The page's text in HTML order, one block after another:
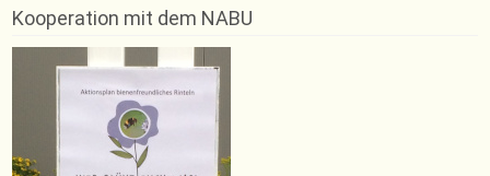
Damen
suchen
Verstärkung
Kooperation mit dem NABU